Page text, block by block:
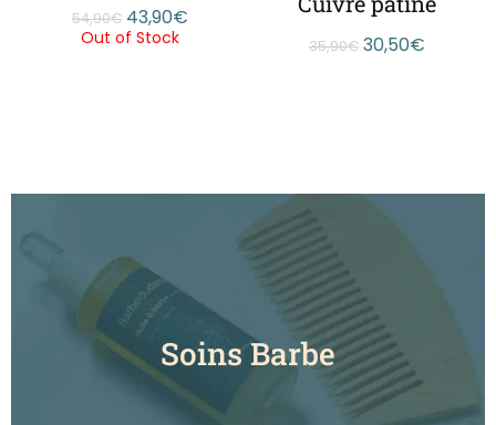
35,90 € 30,50€ 16,90€
Soins Barbe